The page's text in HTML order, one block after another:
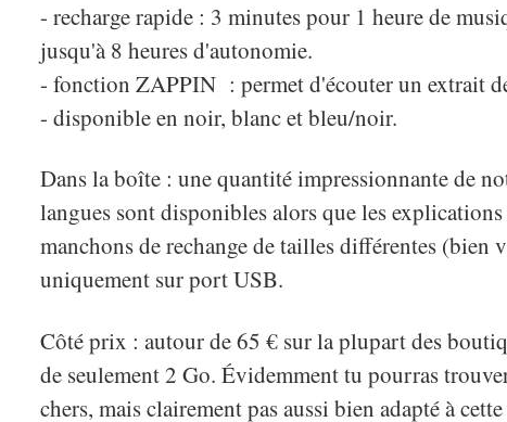
- recharge rapide : 3 minutes pour 1 heure de
jusqu'à 8 heures d'autonomie.
- fonction ZAPPIN : permet d'écouter un extrait
- disponible en noir, blanc et bleu/noir.
Dans la boîte : une quantité impressionnante de
langues sont disponibles alors que les
manchons de rechange de tailles différentes (bien
uniquement sur port USB.
Côté prix : autour de 65 € sur la plupart des
de seulement 2 Go. Évidemment tu pourras
chers, mais clairement pas aussi bien adapté à